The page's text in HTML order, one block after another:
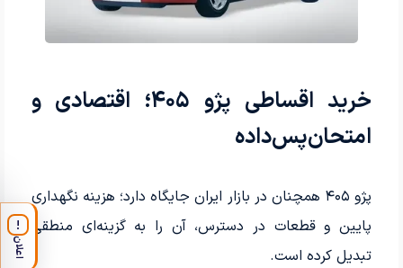
خرید اقساطی پژو ۴۰۵؛ اقتصادی و
امتحان‌پس‌داده
پژو ۴۰۵ همچنان در بازار ایران جایگاه دارد؛ هزینه نگهداری
پایین و قطعات در دسترس، آن را به گزینه‌ای منطقی
تبدیل کرده است.
!
اعلان